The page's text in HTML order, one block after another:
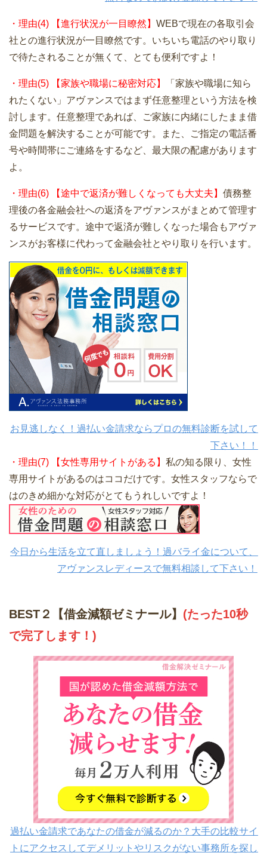
・理由(4) 【進行状況が一目瞭然】 WEBで現在の各取引会
社との進行状況が一目瞭然です。いちいち電話のやり取り
で待たされることが無くて、とても便利ですよ！
・理由(5) 【家族や職場に秘密対応】
「家族や職場に知ら
れたくない」アヴァンスではまず任意整理という方法を検
討します。任意整理であれば、ご家族に内緒にしたまま借
金問題を解決することが可能です。また、ご指定の電話番
号や時間帯にご連絡をするなど、最大限の配慮があります
よ。
・理由(6) 【途中で返済が難しくなっても大丈夫】 債務整
理後の各金融会社への返済をアヴァンスがまとめて管理す
るサービスです。途中で返済が難しくなった場合もアヴァ
ンスがお客様に代わって金融会社とやり取りを行います。
お見逃しなく！過払い金請求ならプロの無料診断を試して
下さい！！
・理由(7) 【女性専用サイトがある】 私の知る限り、女性
専用サイトがあるのはココだけです。女性スタッフならで
はのきめ細かな対応がとてもうれしいですよ！
今日から生活を立て直しましょう！過バライ金について、
アヴァンスレディースで無料相談して下さい！
BEST２【借金減額ゼミナール】 (たった10秒
で完了します！)
過払い金請求であなたの借金が減るのか？大手の比較サイ
トにアクセスしてデメリットやリスクがない事務所を探し